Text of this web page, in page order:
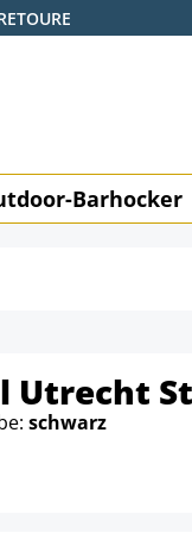
Barhocker
Utrecht
schwarz